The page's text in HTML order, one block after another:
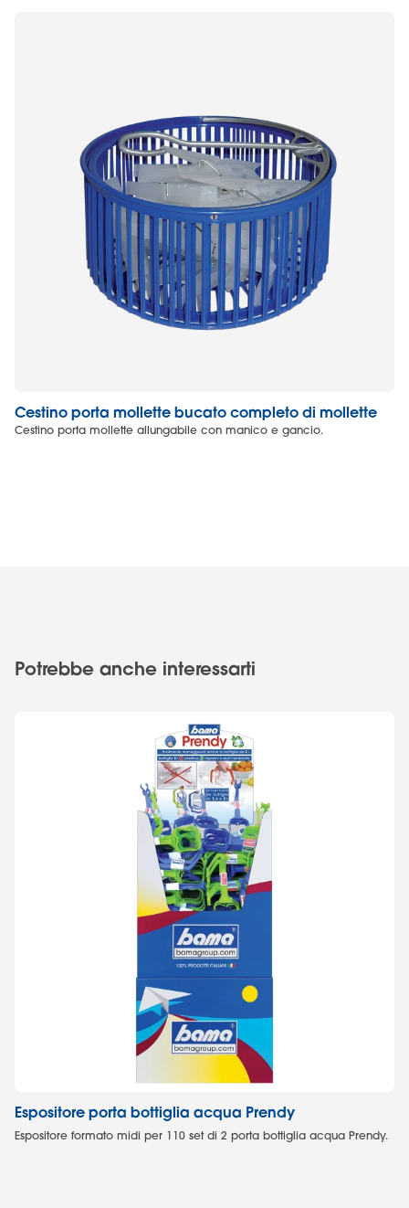
Cestino porta mollette bucato completo di mollette
Cestino porta mollette allungabile con manico e gancio.
Potrebbe anche interessarti
Espositore porta bottiglia acqua Prendy
Espositore formato midi per 110 set di 2 porta bottiglia acqua Prendy.